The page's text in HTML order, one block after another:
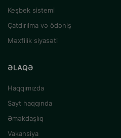
Keşbek sistemi
Çatdırılma və ödəniş
Məxfilik siyasəti
ƏLAQƏ
Haqqımızda
Sayt haqqında
Əməkdaşlıq
Vakansiya